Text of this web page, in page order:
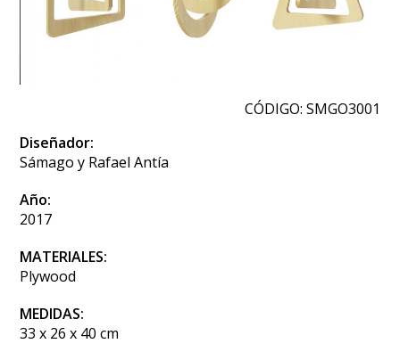
CÓDIGO: SMGO3001
Diseñador:
Sámago y Rafael Antía
Año:
2017
MATERIALES:
Plywood
MEDIDAS:
33 x 26 x 40 cm